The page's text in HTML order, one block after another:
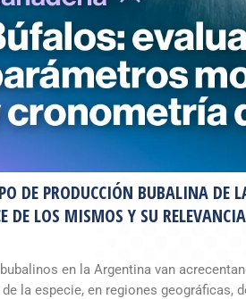
DE PRODUCCIÓN BUBALINA
DE LOS MISMOS Y SU
en la Argentina van
la especie, en regiones geográficas,